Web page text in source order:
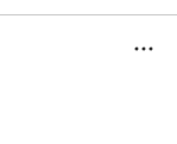
紅茶もお楽しみい
を味わいにいらし